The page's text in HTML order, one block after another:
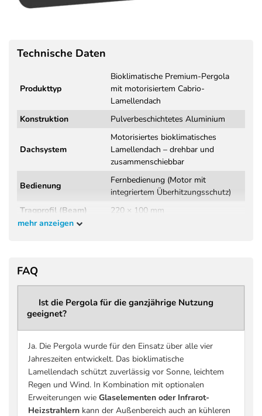
Technische Daten
Produkttyp
Bioklimatische Premium-Pergola
mit motorisiertem Cabrio-
Lamellendach
Konstruktion
Pulverbeschichtetes Aluminium
Dachsystem
Motorisiertes bioklimatisches
Lamellendach – drehbar und
zusammenschiebbar
Bedienung
Fernbedienung (Motor mit
integriertem Überhitzungsschutz)
Tragprofil (Beam)
220 × 100 mm
Wandstärke
Windbeständigkeit
Norm / Prüfung
DIN EN 13561:2015+A1:2004
(Wind- und Regenprüfung,
Regenklasse 2 – getestet bis 56
l/m² pro Stunde
Maximale Schneelast
(praxisrelevant)
bis zu 207 kg/m² (größenabhängig –
siehe Tabelle Schneelast)
Schneelast Pergola-
Konstruktion
bis zu 936 kg/m² (größenabhängig –
siehe Tabelle Schneelast)
mehr anzeigen
FAQ
Ist die Pergola für die ganzjährige Nutzung
geeignet?
Ja. Die Pergola wurde für den Einsatz über alle vier
Jahreszeiten entwickelt. Das bioklimatische
Lamellendach schützt zuverlässig vor Sonne, leichtem
Regen und Wind. In Kombination mit optionalen
Erweiterungen wie Glaselementen oder Infrarot-
Heizstrahlernkann der Außenbereich auch an kühleren